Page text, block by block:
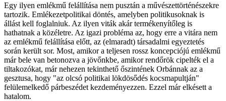
Egy ilyen emlékmű felállítása nem pusztán a művészettörténészekre
tartozik. Emlékezetpolitikai döntés, amelyben politikusoknak is
állást kell foglalniuk. Az ilyen viták akár termékenyítőleg is
hathatnak a közéletre. Az igazi probléma az, hogy erre a vitára nem
az emlékmű felállítása előtt, az (elmaradt) társadalmi egyeztetés
során került sor. Most, amikor a teljesen rossz koncepciójú emlékmű
már bele van betonozva a jövőnkbe, amikor rendőrök cipelték el a
tiltakozókat, már nehezen tekinthető őszintének Orbánnak az a
gesztusa, hogy "az olcsó politikai lökdösődés kocsmapultján"
felülemelkedő párbeszédet kezdeményezzen. Ezzel már elkésett a
hatalom.